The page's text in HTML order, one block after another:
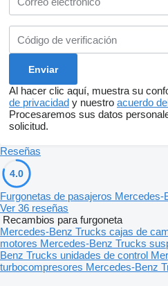
Al hacer clic aquí, muestra su
de privacidad y nuestro acuerdo
Procesaremos sus datos
solicitud.
Reseñas
4.0
Furgonetas de pasajeros Mercedes-
Ver 36 reseñas
Recambios para furgoneta
Mercedes-Benz Trucks cajas de
motores Mercedes-Benz Trucks
Benz Trucks unidades de control
turbocompresores Mercedes-Benz